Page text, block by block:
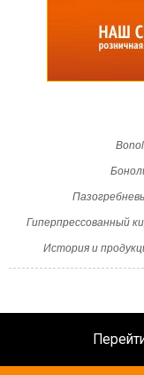
Гиперпрессованный
История и